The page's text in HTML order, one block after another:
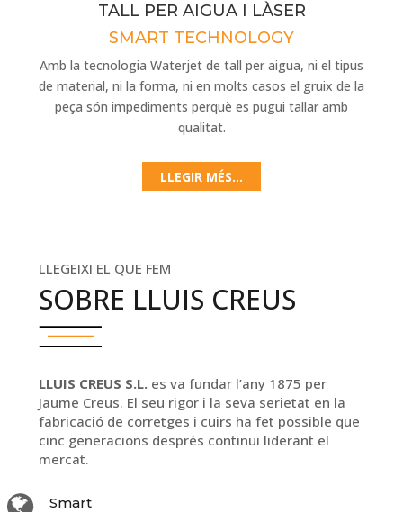
TALL PER AIGUA I LÀSER
SMART TECHNOLOGY
Amb la tecnologia Waterjet de tall per aigua, ni el tipus
de material, ni la forma, ni en molts casos el gruix de la
peça són impediments perquè es pugui tallar amb
qualitat.
LLEGIR MÉS...
LLEGEIXI EL QUE FEM
SOBRE LLUIS CREUS
LLUIS CREUS S.L.es va fundar l’any 1875 per
Jaume Creus. El seu rigor i la seva serietat en la
fabricació de corretges i cuirs ha fet possible que
cinc generacions després continui liderant el
mercat.
Smart